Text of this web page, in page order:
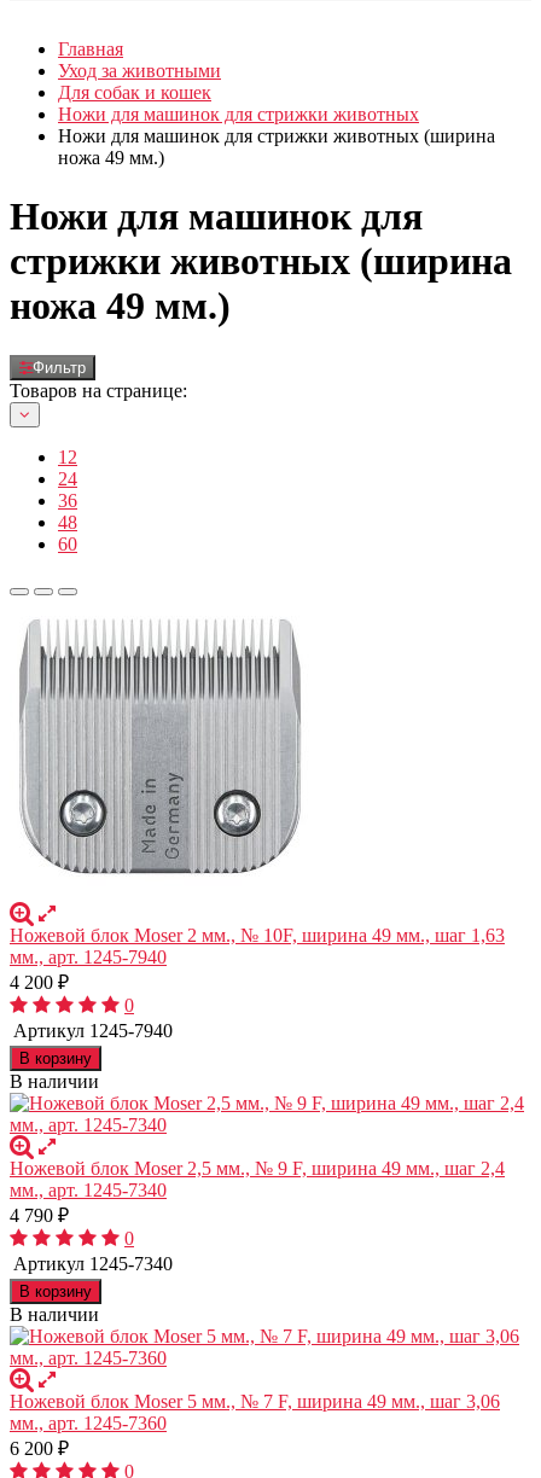
Главная
Уход за животными
Для собак и кошек
Ножи для машинок для стрижки животных
Ножи для машинок для стрижки животных (ширина
ножа 49 мм.)
Ножи для машинок для
стрижки животных (ширина
ножа 49 мм.)
Фильтр
Товаров на странице:
12
24
36
48
60
Ножевой блок Moser 2 мм., № 10F, ширина 49 мм., шаг 1,63
мм., арт. 1245-7940
4 200 ₽
0
Артикул 1245-7940
В корзину
В наличии
Ножевой блок Moser 2,5 мм., № 9 F, ширина 49 мм., шаг 2,4
мм., арт. 1245-7340
4 790 ₽
0
Артикул 1245-7340
В корзину
В наличии
Ножевой блок Moser 5 мм., № 7 F, ширина 49 мм., шаг 3,06
мм., арт. 1245-7360
6 200 ₽
0